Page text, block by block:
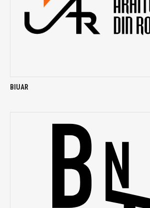
BIUAR